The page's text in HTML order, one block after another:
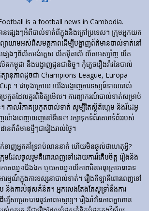
is a football news in Cambodia.
ន​ផ្សេងៗ​អំពី​បាល់ទាត់​ពី​ក្នុង​និង​ក្រៅ​ប្រទេស។ ក្រុមអ្នកយក
ាយាមអស់ពីសមត្ថភាពដើម្បីបង្ហាញព័ត៌មានបាល់ទាត់នៅ
នផ្សេងៗពីលីគអង់គ្លេស លីគអ៊ីតាលី លីគអេស្ប៉ាញ លីគ
ម្ពុជា នឹងបង្ហាញជូនជានិច្ច។ កុំភ្លេចរឿងរ៉ាវនៃបាល់
យានុភាពដូចជា Champions League, Europa
។ ជាចុងក្រោយ យើងបង្ហាញការទស្សន៍ទាយបាល់
រកួតដែលគួរពិនិត្យមើល។ ការព្យាករណ៍បាល់ទាត់សម្រាប់
កាលវិភាគប្រកួតបាល់ទាត់ សូម្បីតែស្ថិតិហ្គេម និងវីដេអូ
យ៉ាងពេញលេញនៅទីនេះ។ រក្សាទុកទំព័រគេហទំព័ររបស់
ព័ត៌មានថ្មីៗជារៀងរាល់ថ្ងៃ។
ាញ​អ្នក​គាំទ្រ​រាប់​លាន​នាក់ ហើយ​មិន​ឆ្ងល់​ថា​ហេតុអ្វី?
រុម​ដែល​ចូលរួម​គឺ​ពោរពេញ​ទៅ​ដោយ​ការ​រំភើប​ចិត្ត រឿង​និង​
គេឈ្នះជើងឯក ឬយកឈ្នះលើភាពមិនអនុគ្រោះនោះទេ
អារម្មណ៍ក្នុងការទស្សនាបាល់ទាត់។ រឿង​កីឡា​គឺ​ពោរពេញ​ទៅ​
និង​ការ​បំផុស​គំនិត។ អ្នកលេងតែងតែស៊ូទ្រាំនឹងការ
សម្រេចបាននូវភាពអស្ចារ្យ។ រឿងរ៉ាវនៃភាពក្លាហាន